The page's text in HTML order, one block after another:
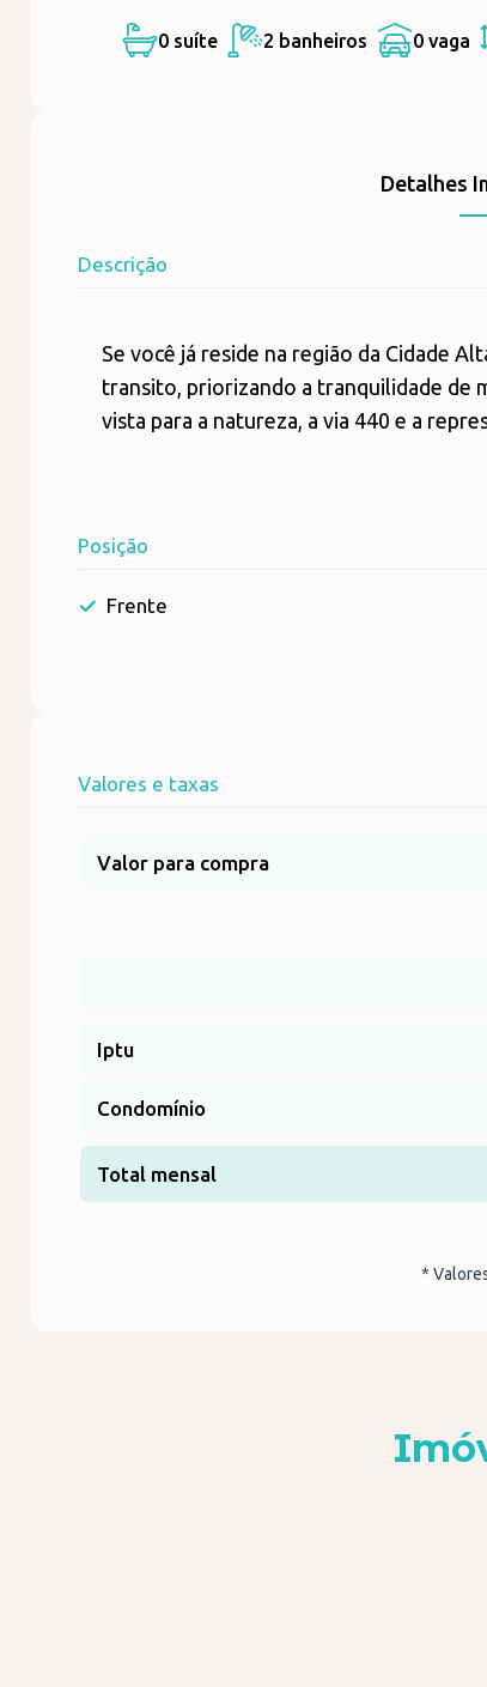
0 suíte 2 banheiros 0 vaga
Detalhes
Descrição
Se você já reside na região da Cidade
transito, priorizando a tranquilidade de
vista para a natureza, a via 440 e a
Posição
Frente
Valores e taxas
Valor para compra
Iptu
Condomínio
Total mensal
*